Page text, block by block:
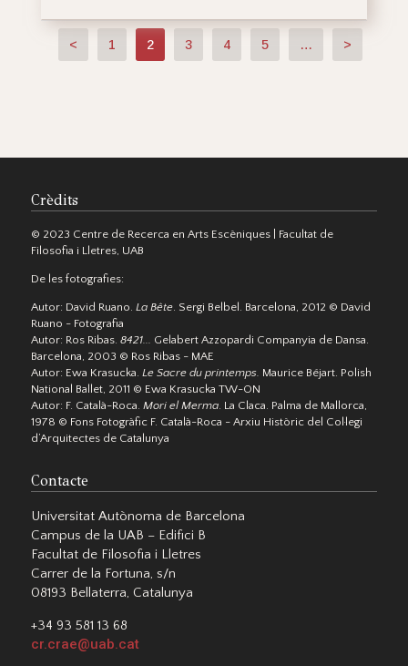
< 1 2 3 4 5 … >
Crèdits
© 2023 Centre de Recerca en Arts Escèniques | Facultat de
Filosofia i Lletres, UAB
De les fotografies:
Autor: David Ruano. La Bête. Sergi Belbel. Barcelona, 2012 © David
Ruano - Fotografia
Autor: Ros Ribas. 8421...
Gelabert Azzopardi Companyia de Dansa.
Barcelona, 2003 © Ros Ribas - MAE
Autor: Ewa Krasucka. Le Sacre du printemps. Maurice Béjart. Polish
National Ballet, 2011 © Ewa Krasucka TW-ON
Autor: F. Català-Roca. Mori el Merma. La Claca. Palma de Mallorca,
1978 © Fons Fotogràfic F. Català-Roca - Arxiu Històric del Col·legi
d’Arquitectes de Catalunya
Contacte
Universitat Autònoma de Barcelona
Campus de la UAB – Edifici B
Facultat de Filosofia i Lletres
Carrer de la Fortuna, s/n
08193 Bellaterra, Catalunya
+34 93 581 13 68
cr.crae@uab.cat